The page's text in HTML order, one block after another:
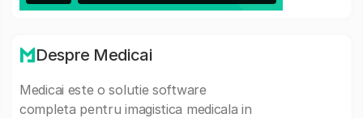
Despre Medicai
Medicai este o solutie software
completa pentru imagistica medicala in